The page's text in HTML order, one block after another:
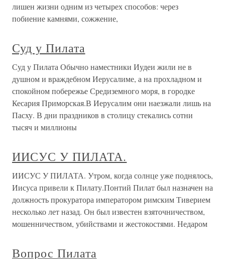
лишен жизни одним из четырех способов: через
побиение камнями, сожжение,
Суд у Пилата
Суд у Пилата Обычно наместники Иудеи жили не в
душном и враждебном Иерусалиме, а на прохладном и
спокойном побережье Средиземного моря, в городке
Кесария Приморская.В Иерусалим они наезжали лишь на
Пасху. В дни праздников в столицу стекались сотни
тысяч и миллионы
ИИСУС У ПИЛАТА.
ИИСУС У ПИЛАТА. Утром, когда солнце уже поднялось,
Иисуса привели к Пилату.Понтий Пилат был назначен на
должность прокуратора императором римским Тиверием
несколько лет назад. Он был известен взяточничеством,
мошенничеством, убийствами и жестокостями. Недаром
Вопрос Пилата